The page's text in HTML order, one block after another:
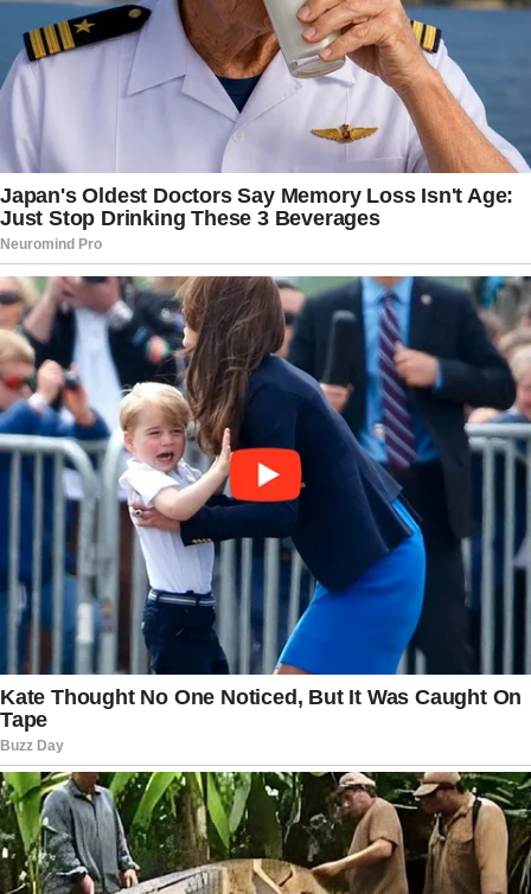
repentina. Seu sucesso, porém, ilustra como o
esporte, mesmo em meio à rivalidade e à
competitividade, encontra espaço para leveza e
superstição. Seja por habilidade ou sorte, o gato
vidente de Minas Gerais já entrou para a história
curiosa desta Copa do Mundo.